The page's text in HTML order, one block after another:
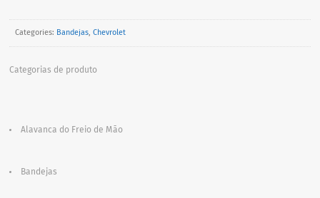
Categories: Bandejas,Chevrolet
Categorias de produto
Alavanca do Freio de Mão
Bandejas